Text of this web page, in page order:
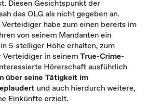
Diesen Gesichtspunkt der
das OLG als nicht gegeben an.
habe zum einen bereits im
von seinem Mandanten ein
5-stelliger Höhe erhalten, zum
in seinemTrue-Crime-
Hörerschaft ausführlich
über seine Tätigkeit im
und auch hierdurch weitere,
Einkünfte erzielt.